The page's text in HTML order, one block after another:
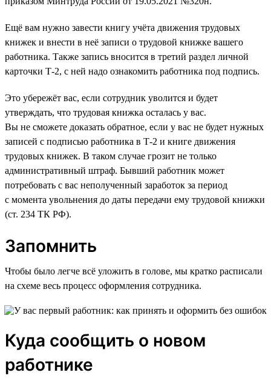
Ещё вам нужно завести книгу учёта движения трудовых
книжек и внести в неё записи о трудовой книжке вашего
работника. Также запись вносится в третий раздел личной
карточки Т-2, с ней надо ознакомить работника под подпись.
Это убережёт вас, если сотрудник уволится и будет
утверждать, что трудовая книжка осталась у вас.
Вы не сможете доказать обратное, если у вас не будет нужных
записей с подписью работника в Т-2 и книге движения
трудовых книжек. В таком случае грозит не только
административный штраф. Бывший работник может
потребовать с вас неполученный заработок за период
с момента увольнения до даты передачи ему трудовой книжки
(ст. 234 ТК РФ).
Запомнить
Чтобы было легче всё уложить в голове, мы кратко расписали
на схеме весь процесс оформления сотрудника.
Куда сообщить о новом
работнике